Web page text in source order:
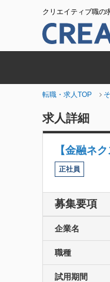
クリエイティブ職の
転職・求人TOP
求人詳細
【金融ネ
正社員
募集要項
企業名
職種
試用期間